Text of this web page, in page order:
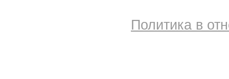
Политика в